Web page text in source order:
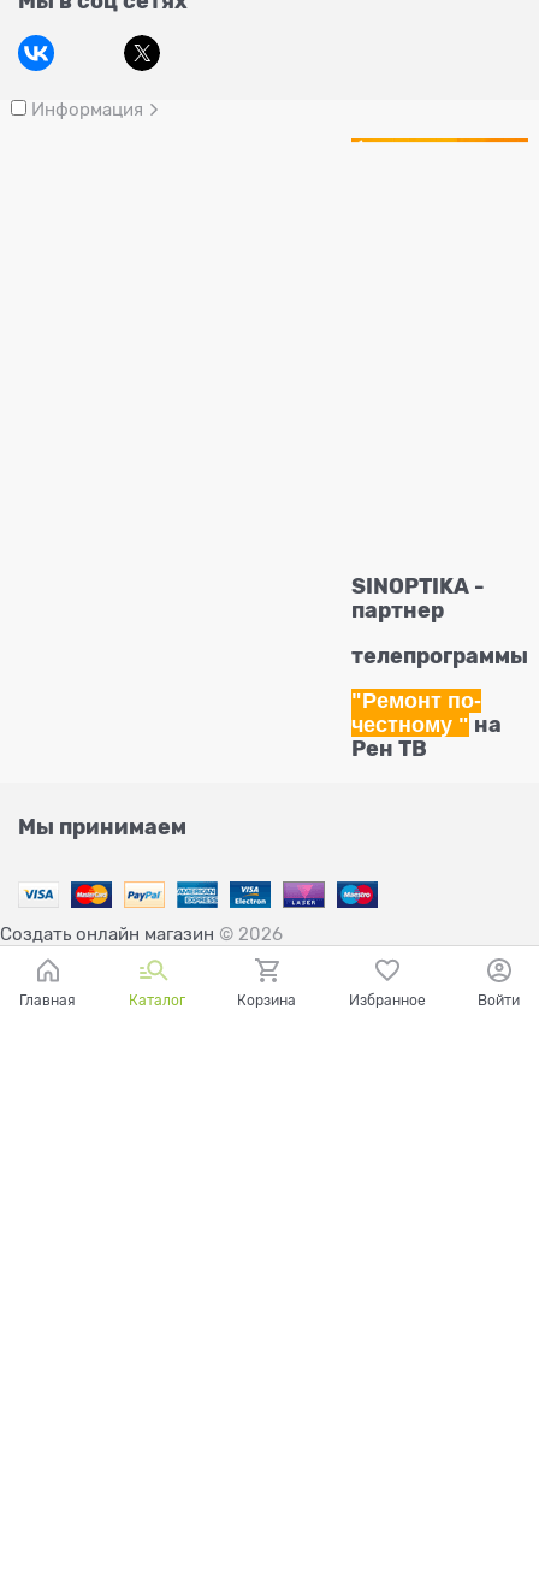
Информация
SINOPTIKA -
партнер
телепрограммы
"Ремонт по-
честному " на
Рен ТВ
Мы принимаем
Создать онлайн магазин © 2026
Главная Каталог Корзина Избранное Войти